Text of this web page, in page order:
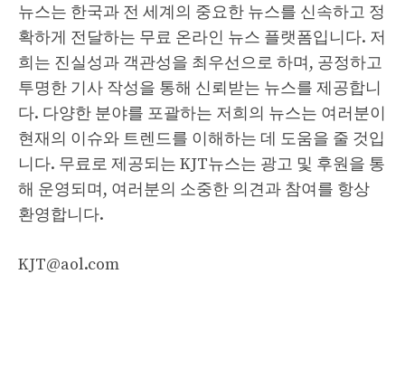
뉴스는 한국과 전 세계의 중요한 뉴스를 신속하고 정
확하게 전달하는 무료 온라인 뉴스 플랫폼입니다. 저
희는 진실성과 객관성을 최우선으로 하며, 공정하고
투명한 기사 작성을 통해 신뢰받는 뉴스를 제공합니
다. 다양한 분야를 포괄하는 저희의 뉴스는 여러분이
현재의 이슈와 트렌드를 이해하는 데 도움을 줄 것입
니다. 무료로 제공되는 KJT뉴스는 광고 및 후원을 통
해 운영되며, 여러분의 소중한 의견과 참여를 항상
환영합니다.
KJT@aol.com